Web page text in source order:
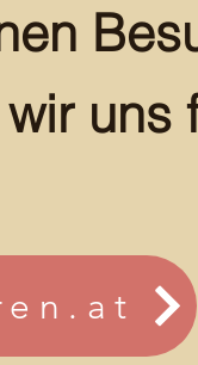
uns